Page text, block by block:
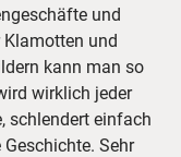
und
Klamotten und
kann man so
wirklich jeder
schlendert einfach
Sehr